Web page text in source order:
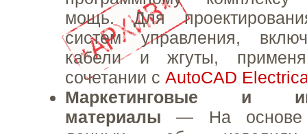
мощь. Для
систем управления,
кабели и жгуты,
сочетании с AutoCAD
Маркетинговые и
материалы— На основе